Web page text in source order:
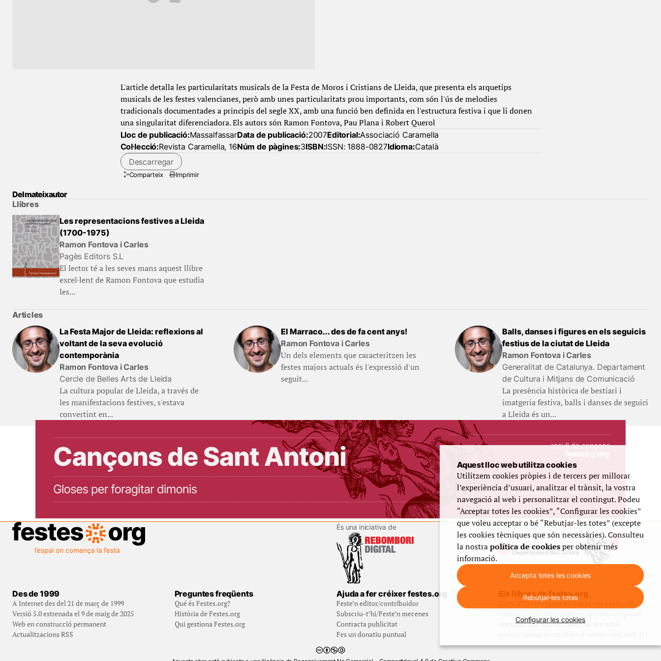
L'article detalla les particularitats musicals de la Festa de Moros i Cristians de Lleida, que presenta els arquetips
musicals de les festes valencianes, però amb unes particularitats prou importants, com són l'ús de melodies
tradicionals documentades a principis del segle XX, amb una funció ben definida en l'estructura festiva i que li donen
una singularitat diferenciadora. Els autors són Ramon Fontova, Pau Plana i Robert Querol
Lloc de publicació:MassalfassarData de publicació:2007Editorial:Associació Caramella
Col·lecció:Revista Caramella, 16Núm de pàgines:3ISBN:ISSN: 1888-0827Idioma:Català
Descarregar
Comparteix Imprimir
Del mateix autor
Llibres
Les representacions festives a Lleida
(1700-1975)
Ramon Fontova i Carles
Pagès Editors S.L
El lector té a les seves mans aquest llibre
excel·lent de Ramon Fontova que estudia
les...
Articles
La Festa Major de Lleida: reflexions al
voltant de la seva evolució
contemporània
Ramon Fontova i Carles
Cercle de Belles Arts de Lleida
La cultura popular de Lleida, a través de
les manifestacions festives, s'estava
convertint en...
El Marraco... des de fa cent anys!
Ramon Fontova i Carles
Un dels elements que caracteritzen les
festes majors actuals és l'expressió d'un
seguit...
Balls, danses i figures en els seguicis
festius de la ciutat de Lleida
Ramon Fontova i Carles
Generalitat de Catalunya. Departament
de Cultura i Mitjans de Comunicació
La presència històrica de bestiari i
imatgeria festiva, balls i danses de seguici
a Lleida és un...
És una iniciativa de Que compta amb el suport de
Des de 1999
A Internet des del 21 de març de 1999
Versió 5.0 estrenada el 9 de maig de 2025
Web en construcció permanent
Actualitzacions RSS
Preguntes freqüents
Qué és Festes.org?
Història de Festes.org
Qui gestiona Festes.org
Ajuda a fer créixer festes.org
Feste’n editor/contribuidor
Subscriu-t’hi/Feste’n mecenes
Contracta publicitat
Fes un donatiu puntual
Els llibres de festes.org
L’any 2012 vam posar en marxa una col·lecció
materials que fins aleshores havien estat
Aquest lloc web utilitza cookies
Utilitzem cookies pròpies i de tercers per millorar
l’experiència d’usuari, analitzar el trànsit, la vostra
navegació al web i personalitzar el contingut. Podeu
“Acceptar totes les cookies”, “Configurar les cookies”
que voleu acceptar o bé “Rebutjar-les totes” (excepte
les cookies tècniques que són necessàries). Consulteu
la nostrapolítica de cookiesper obtenir més
informació.
Accepta totes les cookies
Rebutjar-les totes
Configurar les cookies